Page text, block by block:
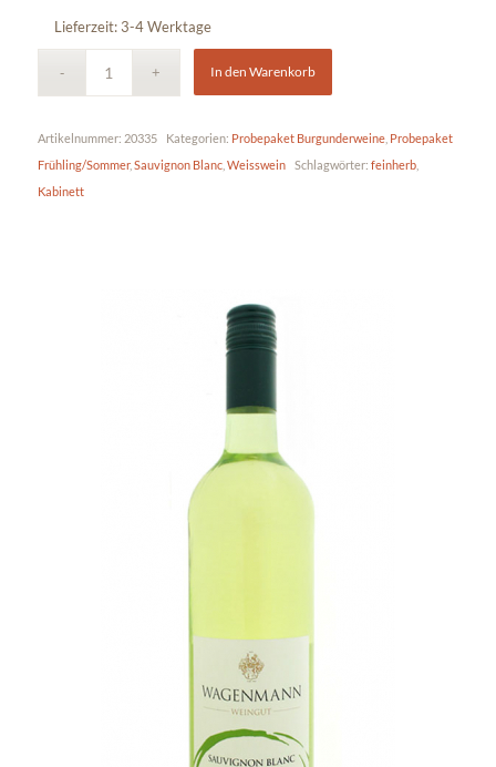
Lieferzeit: 3-4 Werktage
In den Warenkorb
Artikelnummer: 20335 Kategorien: Probepaket Burgunderweine, Probepaket
Frühling/Sommer, Sauvignon Blanc, Weisswein Schlagwörter: feinherb,
Kabinett